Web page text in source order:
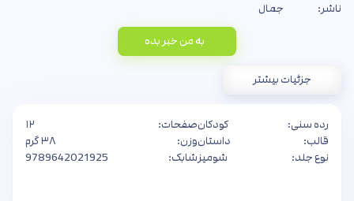
ناشر:
جمال
به من خبر بده
جزئیات بیشتر
رده سنی:
کودکان
قالب:
داستان
نوع جلد:
شومیز
صفحات:
۱۲
وزن:
۳۸ گرم
شابک:
9789642021925